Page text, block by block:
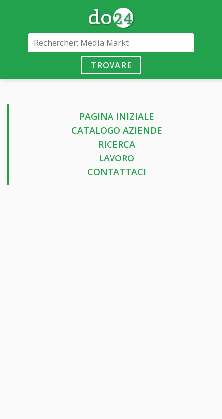
TROVARE
PAGINA INIZIALE
CATALOGO AZIENDE
RICERCA
LAVORO
CONTATTACI